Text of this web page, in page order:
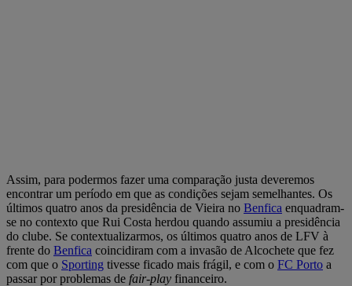
Assim, para podermos fazer uma comparação justa deveremos
encontrar um período em que as condições sejam semelhantes. Os
últimos quatro anos da presidência de Vieira no Benfica enquadram-
se no contexto que Rui Costa herdou quando assumiu a presidência
do clube. Se contextualizarmos, os últimos quatro anos de LFV à
frente do Benfica coincidiram com a invasão de Alcochete que fez
com que o Sporting tivesse ficado mais frágil, e com o FC Porto a
passar por problemas de fair-play financeiro.